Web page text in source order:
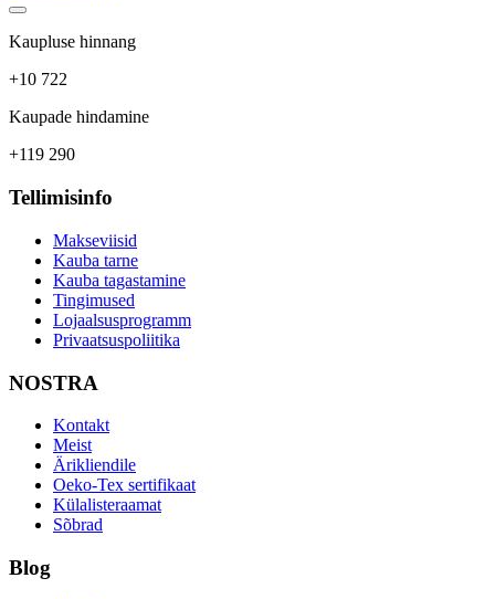
Kaupluse hinnang
+10 722
Kaupade hindamine
+119 290
Tellimisinfo
Makseviisid
Kauba tarne
Kauba tagastamine
Tingimused
Lojaalsusprogramm
Privaatsuspoliitika
NOSTRA
Kontakt
Meist
Ärikliendile
Oeko-Tex sertifikaat
Külalisteraamat
Sõbrad
Blog